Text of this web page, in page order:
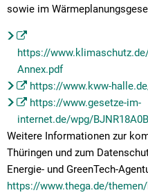
sowie im
https://
Annex.pdf
https://www.kww-
https://www.gesetze-im-
internet.de/wpg/
Weitere Informationen zur
Thüringen und zum
Energie- und GreenTech-
https://www.thega.de/